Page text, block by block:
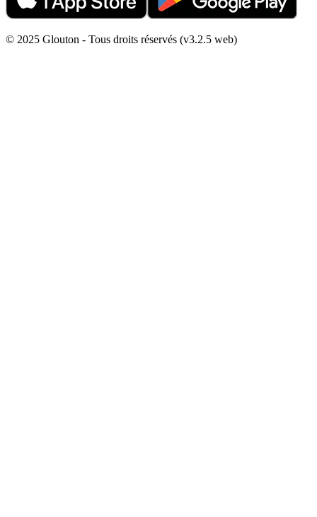
© 2025 Glouton - Tous droits réservés (v3.2.5 web)